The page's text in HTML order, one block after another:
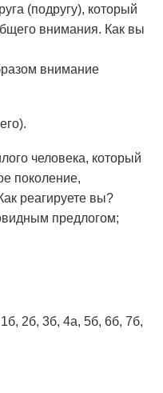
(подругу), который
внимания. Как вы
внимание
человека, который
поколение,
реагируете вы?
предлогом;
2б, 3б, 4а, 5б, 6б, 7б,